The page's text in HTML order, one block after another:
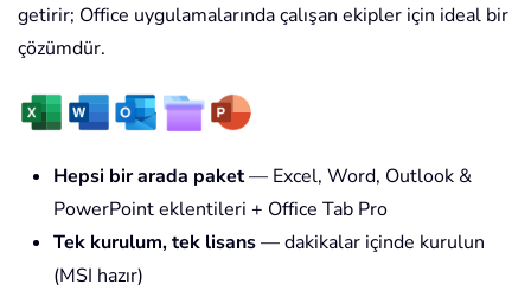
getirir; Office uygulamalarında çalışan ekipler için ideal bir
çözümdür.
Hepsi bir arada paket— Excel, Word, Outlook &
PowerPoint eklentileri + Office Tab Pro
Tek kurulum, tek lisans— dakikalar içinde kurulun
(MSI hazır)